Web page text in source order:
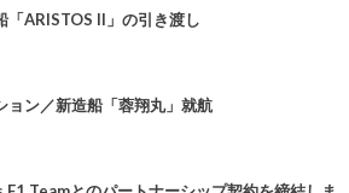
「ARISTOS II」の引き渡し
ョン／新造船「蓉翔丸」就航